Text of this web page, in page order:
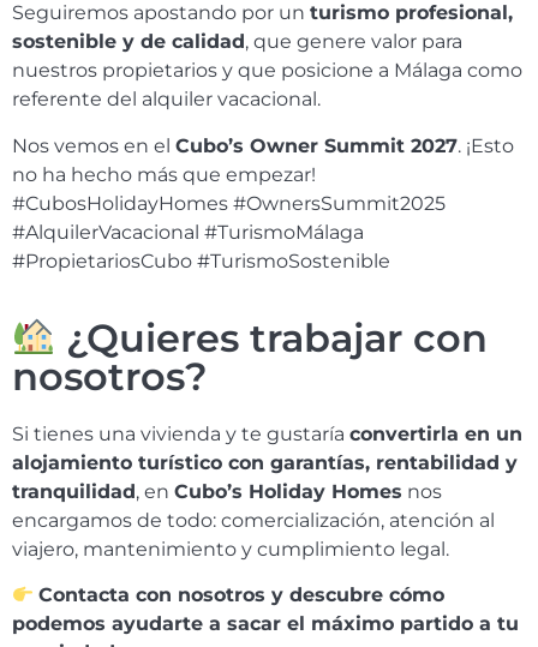
Seguiremos apostando por un turismo profesional,
sostenible y de calidad, que genere valor para
nuestros propietarios y que posicione a Málaga como
referente del alquiler vacacional.
Nos vemos en el Cubo’s Owner Summit 2027. ¡Esto
no ha hecho más que empezar!
#CubosHolidayHomes #OwnersSummit2025
#AlquilerVacacional #TurismoMálaga
#PropietariosCubo #TurismoSostenible
¿Quieres trabajar con
nosotros?
Si tienes una vivienda y te gustaría convertirla en un
alojamiento turístico con garantías, rentabilidad y
tranquilidad, en Cubo’s Holiday Homes nos
encargamos de todo: comercialización, atención al
viajero, mantenimiento y cumplimiento legal.
Contacta con nosotros y descubre cómo
podemos ayudarte a sacar el máximo partido a tu